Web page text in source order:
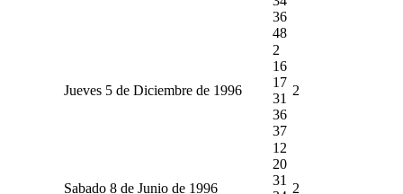
36
48
Jueves 5 de Diciembre de 1996
2
16
17
31
36
37
2
Sabado 8 de Junio de 1996
12
20
31
2